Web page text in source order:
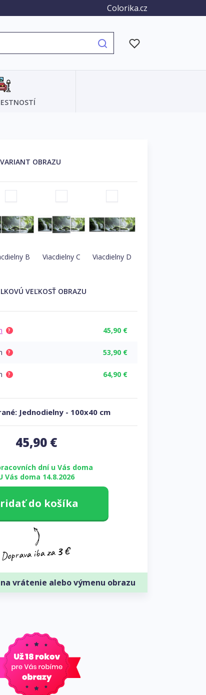
Colorika.cz
OBRAZU
B Viacdielny C Viacdielny D
VEĽKOSŤ OBRAZU
? 45,90 €
? 53,90 €
? 64,90 €
Jednodielny- 100x40 cm
45,90€
dní u Vás doma
Vás doma 14.8.2026
do košíka
vrátenie alebo výmenu obrazu